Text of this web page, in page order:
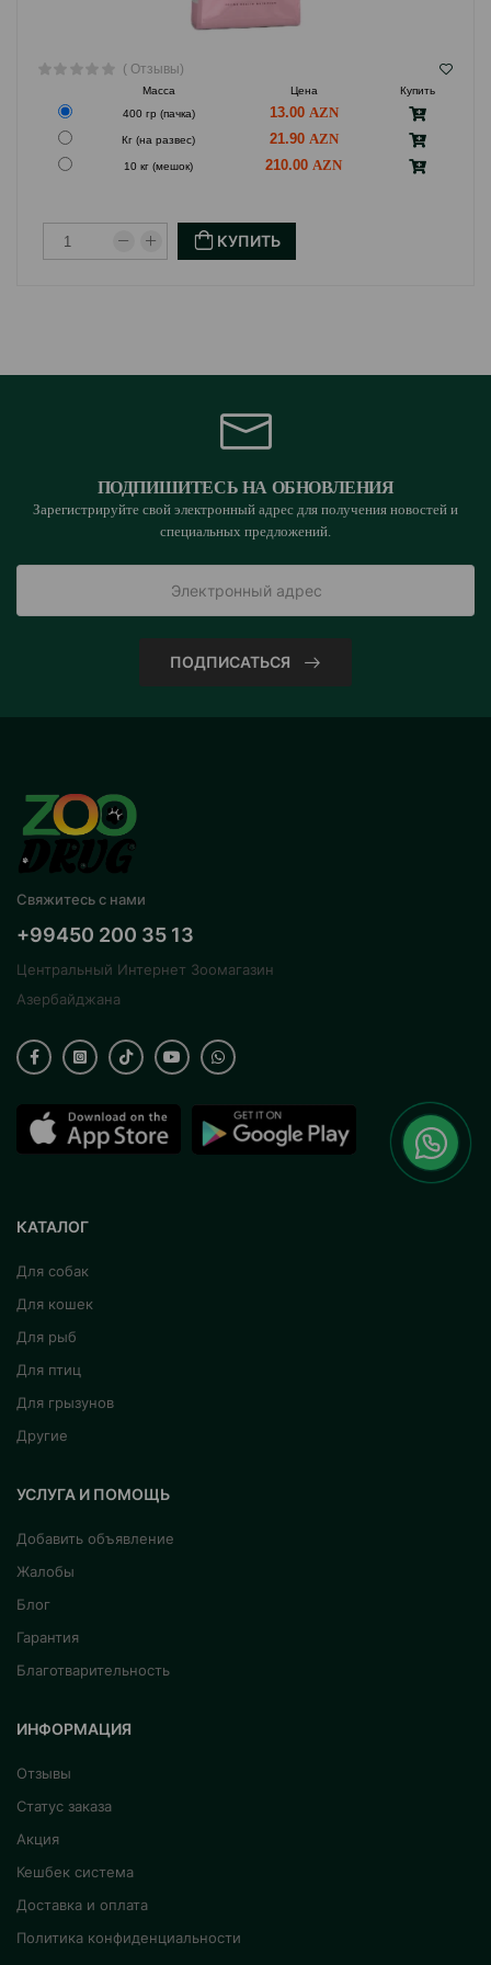
( Отзывы)
Масса Цена
Купить
400 гр (пачка)
13.00
Кг (на развес) 21.90
10 кг (мешок) 210.00
КУПИТЬ
ПОДПИШИТЕСЬ НА ОБНОВЛЕНИЯ
Зарегистрируйте свой электронный адрес для получения новостей и
специальных предложений.
ПОДПИСАТЬСЯ
Свяжитесь с нами
+99450 200 35 13
Центральный Интернет Зоомагазин
Азербайджана
КАТАЛОГ
Для собак
Для кошек
Для рыб
Для птиц
Для грызунов
Другие
УСЛУГА И ПОМОЩЬ
Добавить объявление
Жалобы
Блог
Гарантия
Благотварительность
ИНФОРМАЦИЯ
Отзывы
Статус заказа
Акция
Кешбек система
Доставка и оплата
Политика конфиденциальности